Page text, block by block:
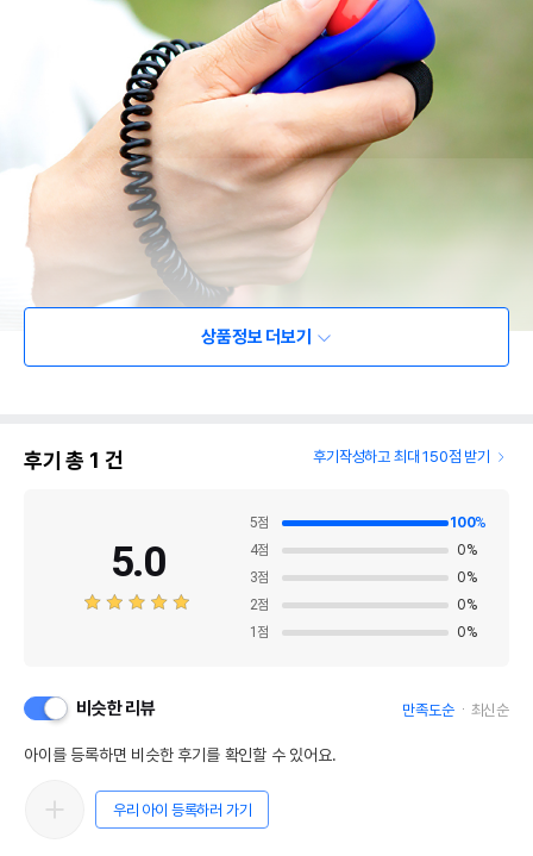
상품정보 더보기
후기 총 1 건 후기작성하고 최대 150점 받기
5.0
5점 100%
4점 0%
3점 0%
2점 0%
1 점 0%
비슷한 리뷰 만족도순 최신순
아이를 등록하면 비슷한 후기를 확인할 수 있어요.
우리 아이 등록하러 가기